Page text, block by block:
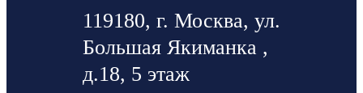
119180, г. Москва, ул.
Большая Якиманка ,
д.18, 5 этаж